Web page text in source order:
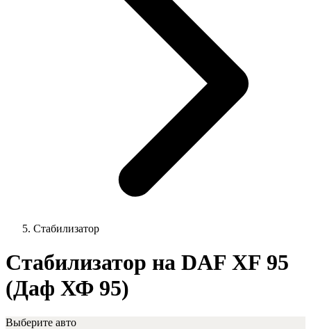
Стабилизатор
Стабилизатор на DAF XF 95
(Даф ХФ 95)
Выберите авто